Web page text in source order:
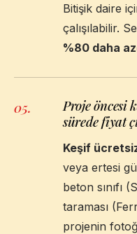
Bitişik daire
çalışılabilir.
%80 daha
05.
Proje öncesi
sürede fiyat
Keşif
veya ertesi
beton sınıfı
taraması
projenin